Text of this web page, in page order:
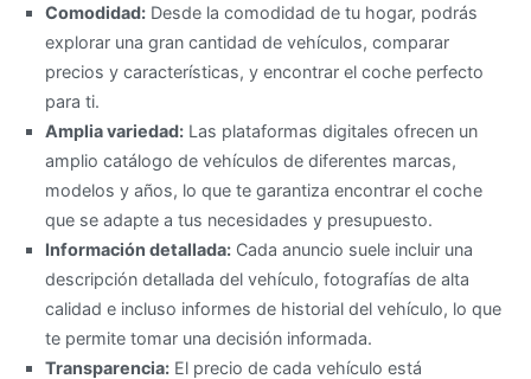
hacen
Comodidad: Desde la comodidad de tu hogar, podrás
explorar una gran cantidad de vehículos, comparar
precios y características, y encontrar el coche perfecto
para ti.
Amplia variedad: Las plataformas digitales ofrecen un
amplio catálogo de vehículos de diferentes marcas,
modelos y años, lo que te garantiza encontrar el coche
que se adapte a tus necesidades y presupuesto.
Información detallada: Cada anuncio suele incluir una
descripción detallada del vehículo, fotografías de alta
calidad e incluso informes de historial del vehículo, lo que
te permite tomar una decisión informada.
Transparencia: El precio de cada vehículo está